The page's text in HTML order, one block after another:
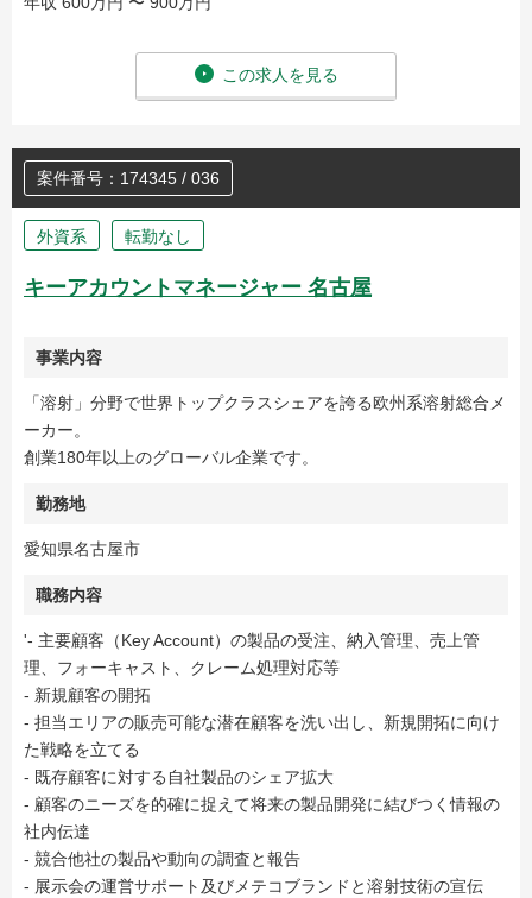
この求人を見る
案件番号：174345 / 036
外資系 転勤なし
キーアカウントマネージャー 名古屋
事業内容
「溶射」分野で世界トップクラスシェアを誇る欧州系溶射総合メ
ーカー。
創業180年以上のグローバル企業です。
勤務地
愛知県名古屋市
職務内容
'- 主要顧客（Key Account）の製品の受注、納入管理、売上管
理、フォーキャスト、クレーム処理対応等
- 新規顧客の開拓
- 担当エリアの販売可能な潜在顧客を洗い出し、新規開拓に向け
た戦略を立てる
- 既存顧客に対する自社製品のシェア拡大
- 顧客のニーズを的確に捉えて将来の製品開発に結びつく情報の
社内伝達
- 競合他社の製品や動向の調査と報告
- 展示会の運営サポート及びメテコブランドと溶射技術の宣伝